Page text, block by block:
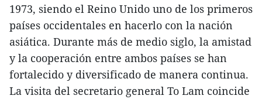
1973, siendo el Reino Unido uno de los primeros
países occidentales en hacerlo con la nación
asiática. Durante más de medio siglo, la amistad
y la cooperación entre ambos países se han
fortalecido y diversificado de manera continua.
La visita del secretario general To Lam coincide